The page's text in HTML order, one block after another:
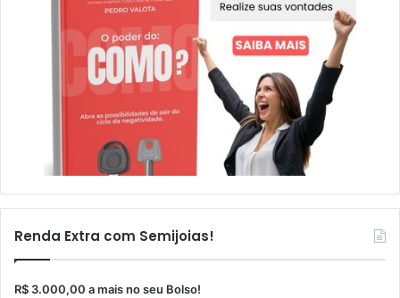
Renda Extra com Semijoias!
R$ 3.000,00 a mais no seu Bolso!